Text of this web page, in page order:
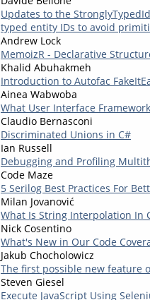
Updates to the
typed entity IDs to avoid
Andrew Lock
MemoizR - Declarative
Khalid Abuhakmeh
Introduction to Autofac
Ainea Wabwoba
What User Interface
Claudio Bernasconi
Discriminated Unions in C#
Ian Russell
Debugging and Profiling
Code Maze
5 Serilog Best Practices For
Milan Jovanović
What Is String Interpolation In
Nick Cosentino
What's New in Our Code
Jakub Chocholowicz
The first possible new feature
Steven Giesel
Execute JavaScript Using